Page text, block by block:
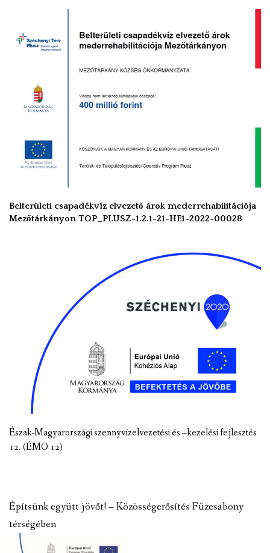
Belterületi csapadékvíz elvezető árok mederrehabilitációja
Mezőtárkányon TOP_PLUSZ-1.2.1-21-HE1-2022-00028
Észak-Magyarországi szennyvízelvezetési és –kezelési fejlesztés
12. (ÉMO 12)
Építsünk együtt jövőt! – Közösségerősítés Füzesabony
térségében